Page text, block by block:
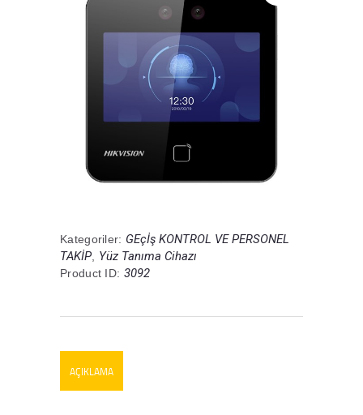
Kategoriler: GEçİş KONTROL VE PERSONEL
TAKİP Yüz Tanıma Cihazı
Product ID: 3092
AÇIKLAMA